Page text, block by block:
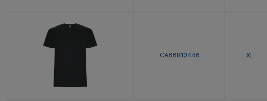
CA66810446 XL